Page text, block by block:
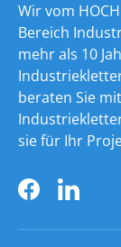
Wir vom
Bereich
mehr als 10
beraten Sie
sie für Ihr
FacebookLinkedIn